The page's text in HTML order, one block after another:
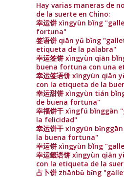
Hay varias maneras de
de la suerte en Chino:
幸运饼 xìngyùn bǐng
fortuna"
签语饼 qiān yǔ bǐng
etiqueta de la palabra"
幸运签饼 xìngyùn qiān
buena fortuna con una
幸运签语饼 xìngyùn qiān
con la etiqueta de la
幸运甜饼 xìngyùn tián
de buena fortuna"
幸福饼干 xìngfú bǐnggān
la felicidad"
幸运饼干 xìngyùn
la buena fortuna"
幸运饼 xìngyùn bǐng
幸运籤语饼 xìngyùn qiān
con la etiqueta de la
占卜饼 zhānbǔ bǐng